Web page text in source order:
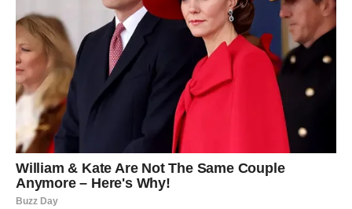
upoznati osobu koja će im privući pažnju već na prvi
pogled. Ne odbijajte pozive za druženje jer vas upravo
tamo čeka lepo iznenađenje.
Bik
OVARUJE SE NAJVEĆA
ŽELJA
Za Bikove je ovo jedan od najlepših ljubavnih dana u
poslednje vreme.